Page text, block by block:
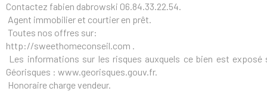
Contactez fabien dabrowski 06.84.33.22.54.
Agent immobilier et courtier en prêt.
Toutes nos offres sur:
http://sweethomeconseil.com .
Les informations sur les risques auxquels ce bien est
Géorisques : www.georisques.gouv.fr.
Honoraire charge vendeur.